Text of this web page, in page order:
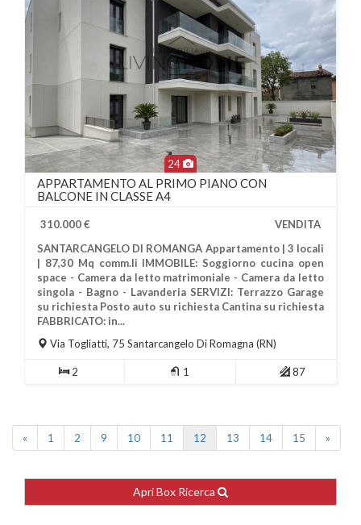
24
Più Informazioni
APPARTAMENTO AL PRIMO PIANO CON
BALCONE IN CLASSE A4
310.000 €
VENDITA
SANTARCANGELO DI ROMANGA Appartamento | 3 locali
| 87,30 Mq comm.li IMMOBILE: Soggiorno cucina open
space - Camera da letto matrimoniale - Camera da letto
singola - Bagno - Lavanderia SERVIZI: Terrazzo Garage
su richiesta Posto auto su richiesta Cantina su richiesta
FABBRICATO: in...
Via Togliatti, 75 Santarcangelo Di Romagna (RN)
2 1 87
« 1 2 9 10 11 12 13 14 15 »
Apri Box Ricerca